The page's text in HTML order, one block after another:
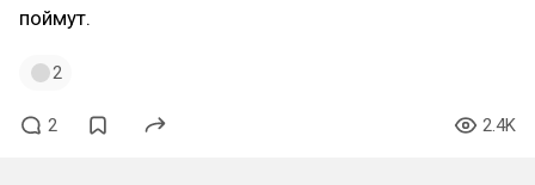
поймут.
2
2 2.4K